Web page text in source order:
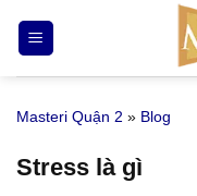
qua
nội
Masteri Quận 2 » Blog
Stress là gì